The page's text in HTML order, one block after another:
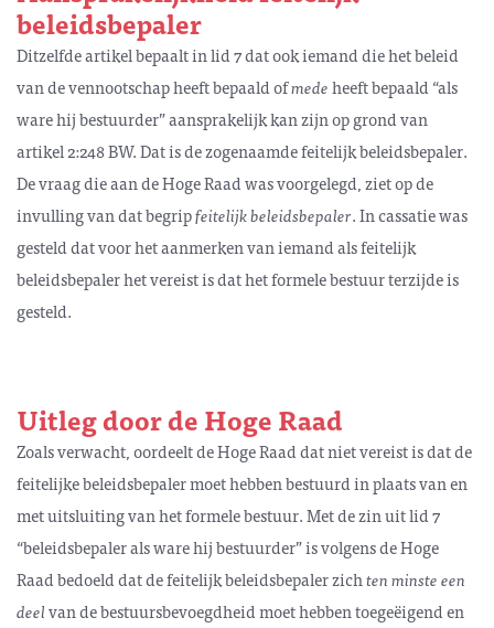
beleidsbepaler
Ditzelfde artikel bepaalt in lid 7 dat ook iemand die het beleid
van de vennootschap heeft bepaald ofmedeheeft bepaald “als
ware hij bestuurder” aansprakelijk kan zijn op grond van
artikel 2:248 BW. Dat is de zogenaamde feitelijk beleidsbepaler.
De vraag die aan de Hoge Raad was voorgelegd, ziet op de
invulling van dat begripfeitelijk beleidsbepaler. In cassatie was
gesteld dat voor het aanmerken van iemand als feitelijk
beleidsbepaler het vereist is dat het formele bestuur terzijde is
gesteld.
Uitleg door de Hoge Raad
Zoals verwacht, oordeelt de Hoge Raad dat niet vereist is dat de
feitelijke beleidsbepaler moet hebben bestuurd in plaats van en
met uitsluiting van het formele bestuur. Met de zin uit lid 7
“beleidsbepaler als ware hij bestuurder” is volgens de Hoge
Raad bedoeld dat de feitelijk beleidsbepaler zichten minste een
deelvan de bestuursbevoegdheid moet hebben toegeëigend en